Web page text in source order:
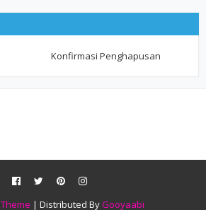
Konfirmasi Penghapusan
Theme | Distributed By Gooyaabi